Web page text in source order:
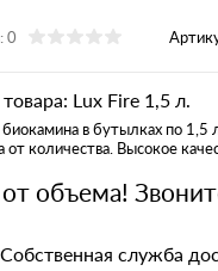
0
Lux Fire 1,5 л.
в бутылках по 1,5
от количества. Высокое
объема!
Собственная служба